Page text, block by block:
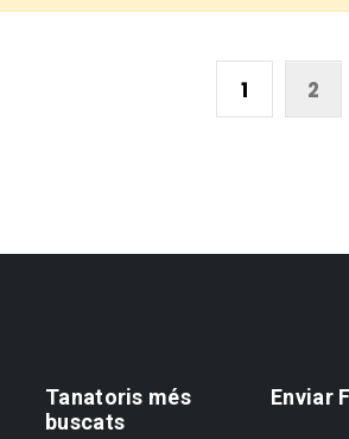
1 2
Tanatoris més
buscats
Enviar